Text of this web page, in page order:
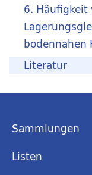
6. Häufigkeit
bodennahen
Literatur
Sammlungen
Listen